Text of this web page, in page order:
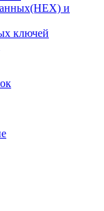
и
ключей